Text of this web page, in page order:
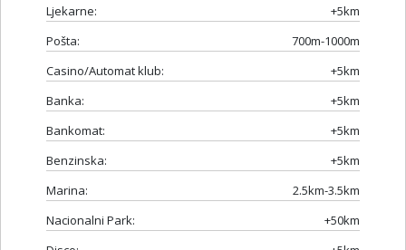
Ljekarne:
+5km
Pošta:
700m-1000m
Casino/Automat klub:
+5km
Banka:
+5km
Bankomat:
+5km
Benzinska:
+5km
Marina:
2.5km-3.5km
Nacionalni Park:
+50km